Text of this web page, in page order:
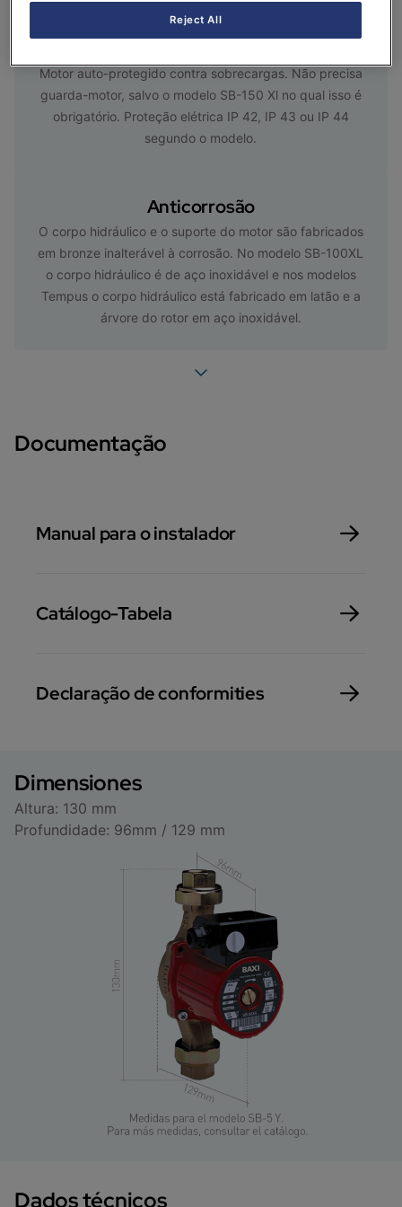
Motor auto-protegido contra sobrecargas. Não precisa
guarda-motor, salvo o modelo SB-150 Xl no qual isso é
obrigatório. Proteção elétrica IP 42, IP 43 ou IP 44
segundo o modelo.
Anticorrosão
O corpo hidráulico e o suporte do motor são fabricados
em bronze inalterável à corrosão. No modelo SB-100XL
o corpo hidráulico é de aço inoxidável e nos modelos
Tempus o corpo hidráulico está fabricado em latão e a
árvore do rotor em aço inoxidável.
Documentação
Manual para o instalador
Catálogo-Tabela
Declaração de conformities
Dimensiones
Altura: 130 mm
Profundidade: 96mm / 129 mm
Dados técnicos
Reject All